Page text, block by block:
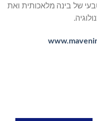
של בינה מלאכותית ואת